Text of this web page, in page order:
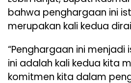
bahwa penghargaan ini
merupakan kali kedua
“Penghargaan ini menjadi
ini adalah kali kedua kita
komitmen kita dalam